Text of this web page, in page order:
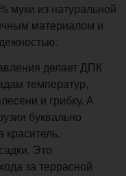
муки из натуральной
материалом и
делает ДПК
температур,
и грибку. А
буквально
краситель,
Это
за террасной